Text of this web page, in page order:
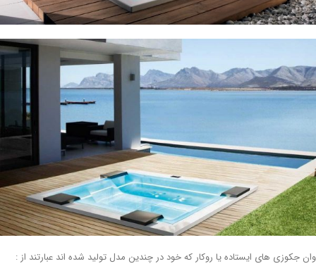
جکوزی های ایستاده یا روکار که خود در چندین مدل تولید شده اند عبارتند از :